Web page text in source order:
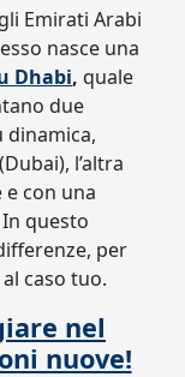
Emirati Arabi
nasce una
Dhabi, quale
due
dinamica,
l’altra
con una
questo
per
caso tuo.
nel
nuove!